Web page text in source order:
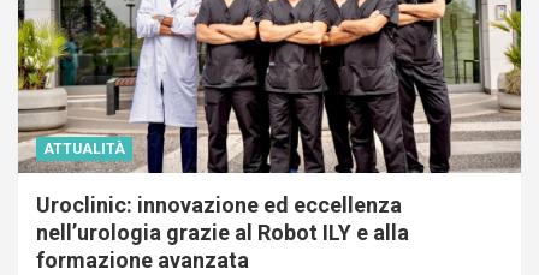
ATTUALITÀ
Uroclinic: innovazione ed eccellenza
nell’urologia grazie al Robot ILY e alla
formazione avanzata